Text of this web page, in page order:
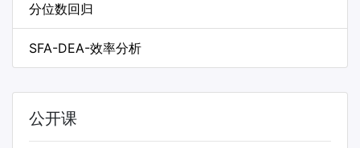
分位数回归
SFA-DEA-效率分析
公开课